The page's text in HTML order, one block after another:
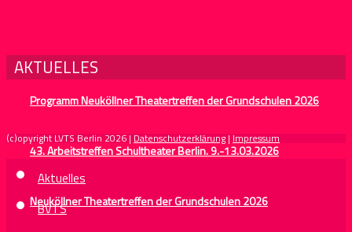
AKTUELLES
Programm Neuköllner Theatertreffen der Grundschulen 2026
43. Arbeitstreffen Schultheater Berlin. 9.-13.03.2026
Neuköllner Theatertreffen der Grundschulen 2026
(c)opyright LVTS Berlin 2026 | Datenschutzerklärung | Impressum
Aktuelles
BVTS